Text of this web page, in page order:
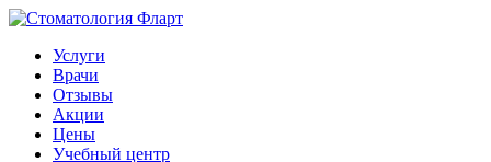
Услуги
Врачи
Отзывы
Акции
Цены
Учебный центр